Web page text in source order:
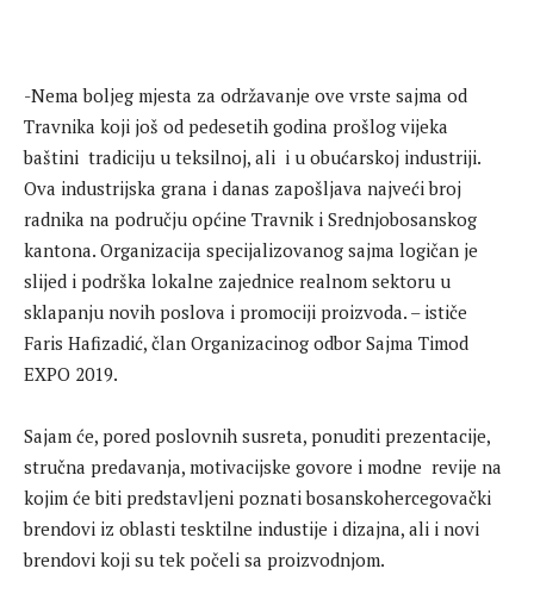
-Nema boljeg mjesta za održavanje ove vrste sajma od
Travnika koji još od pedesetih godina prošlog vijeka
baštini tradiciju u teksilnoj, ali i u obućarskoj industriji.
Ova industrijska grana i danas zapošljava najveći broj
radnika na području općine Travnik i Srednjobosanskog
kantona. Organizacija specijalizovanog sajma logičan je
slijed i podrška lokalne zajednice realnom sektoru u
sklapanju novih poslova i promociji proizvoda. – ističe
Faris Hafizadić, član Organizacinog odbor Sajma Timod
EXPO 2019.
Sajam će, pored poslovnih susreta, ponuditi prezentacije,
stručna predavanja, motivacijske govore i modne revije na
kojim će biti predstavljeni poznati bosanskohercegovački
brendovi iz oblasti tesktilne industije i dizajna, ali i novi
brendovi koji su tek počeli sa proizvodnjom.